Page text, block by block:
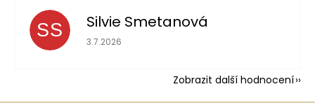
SS Silvie Smetanová
Hodnocení obchodu je 5 z 5 hvězdiček.
3.7.2026
Zobrazit další hodnocení